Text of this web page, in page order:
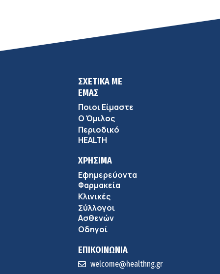
ΣΧΕΤΙΚΑ ΜΕ
ΕΜΑΣ
Ποιοι Είμαστε
Ο Όμιλος
Περιοδικό
HEALTH
ΧΡΗΣΙΜΑ
Εφημερεύοντα
Φαρμακεία
Κλινικές
Σύλλογοι
Ασθενών
Οδηγοί
ΕΠΙΚΟΙΝΩΝΙΑ
welcome@healthng.gr